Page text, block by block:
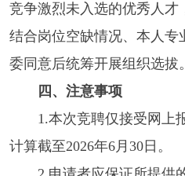
竞争激烈未入选的优秀人才
结合岗位空缺情况、本人专
委同意后统筹开展组织选拔。
四、注意事项
1.本次竞聘仅接受网上
计算截至2026年6月30日。